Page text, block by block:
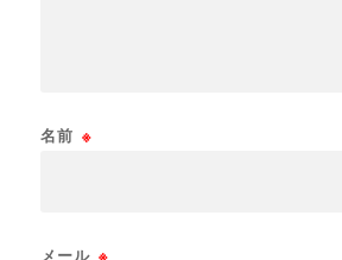
名前 ※
メール ※